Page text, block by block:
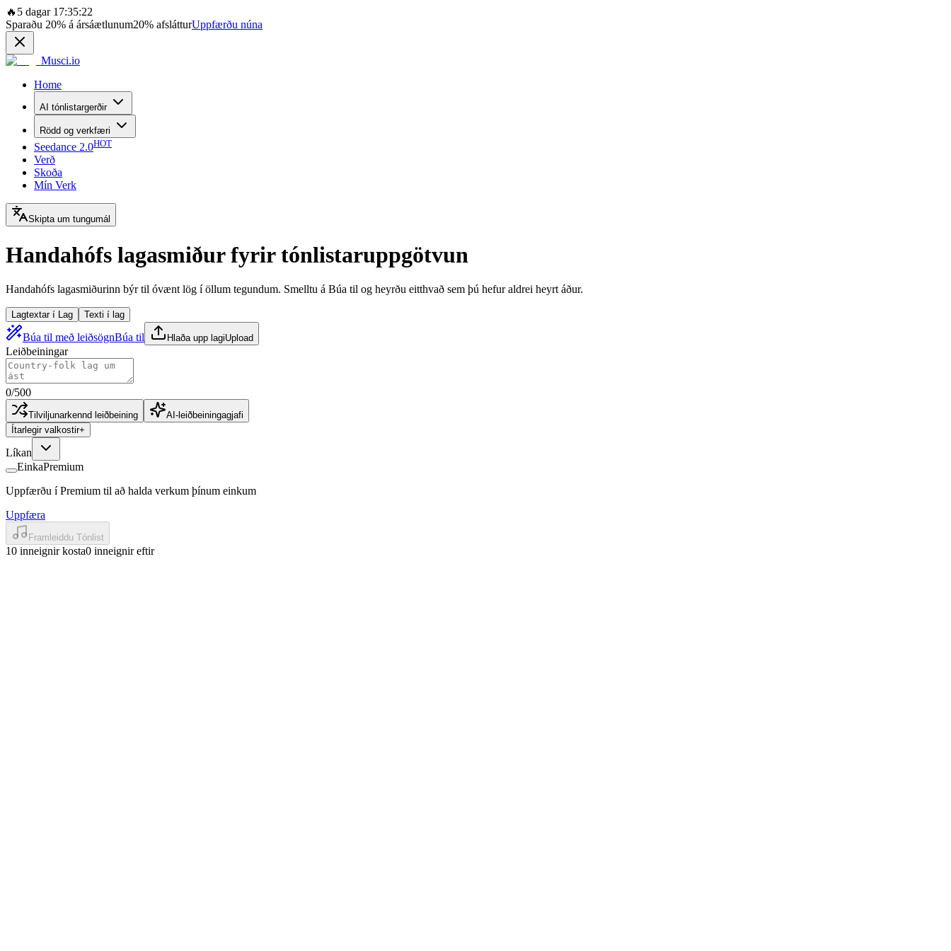
🔥 5 dagar 17:35:22
Sparaðu 20% á ársáætlunum20% afslátturUppfærðu núna
Musci.io
Home
AI tónlistargerðir
Rödd og verkfæri
Seedance 2.0HOT
Verð
Skoða
Mín Verk
Skipta um tungumál
Handahófs lagasmiður fyrir tónlistaruppgötvun
Handahófs lagasmiðurinn býr til óvænt lög í öllum tegundum. Smelltu á Búa til og heyrðu eitthvað sem þú hefur aldrei heyrt áður.
Lagtextar í Lag Texti í lag
Búa til með leiðsögnBúa til Hlaða upp lagiUpload
Leiðbeiningar
0/500
Tilviljunarkennd leiðbeining
AI-leiðbeiningagjafi
Ítarlegir valkostir+
Líkan
EinkaPremium
Uppfærðu í Premium til að halda verkum þínum einkum
Uppfæra
Framleiddu Tónlist
10 inneignir kosta0 inneignir eftir